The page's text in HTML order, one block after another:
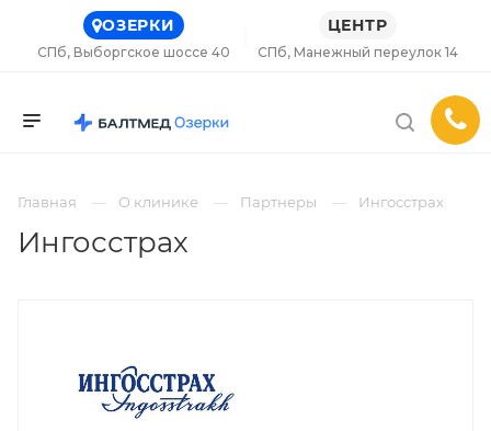
ОЗЕРКИ
СПб, Выборгское шоссе 40
ЦЕНТР
СПб, Манежный переулок 14
Главная О клинике Партнеры Ингосстрах
Ингосстрах